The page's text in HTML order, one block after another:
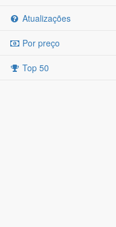
Atualizações
Por preço
Top 50